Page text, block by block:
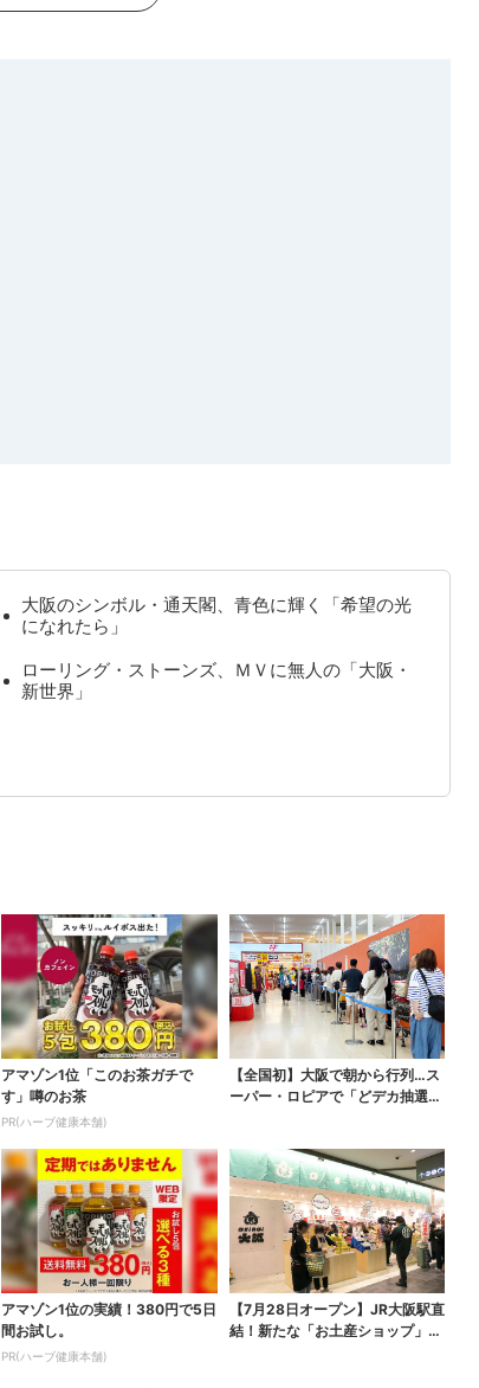
大阪のシンボル・通天閣、青色に輝く「希望の光
になれたら」
ローリング・ストーンズ、ＭＶに無人の「大阪・
新世界」
アマゾン1位「このお茶ガチで
す」噂のお茶
PR(ハーブ健康本舗)
【全国初】大阪で朝から行列…ス
ーパー・ロピアで「どデカ抽選
アマゾン1位の実績！380円で5日
間お試し。
PR(ハーブ健康本舗)
【7月28日オープン】JR大阪駅直
結！新たな「お土産ショップ」、